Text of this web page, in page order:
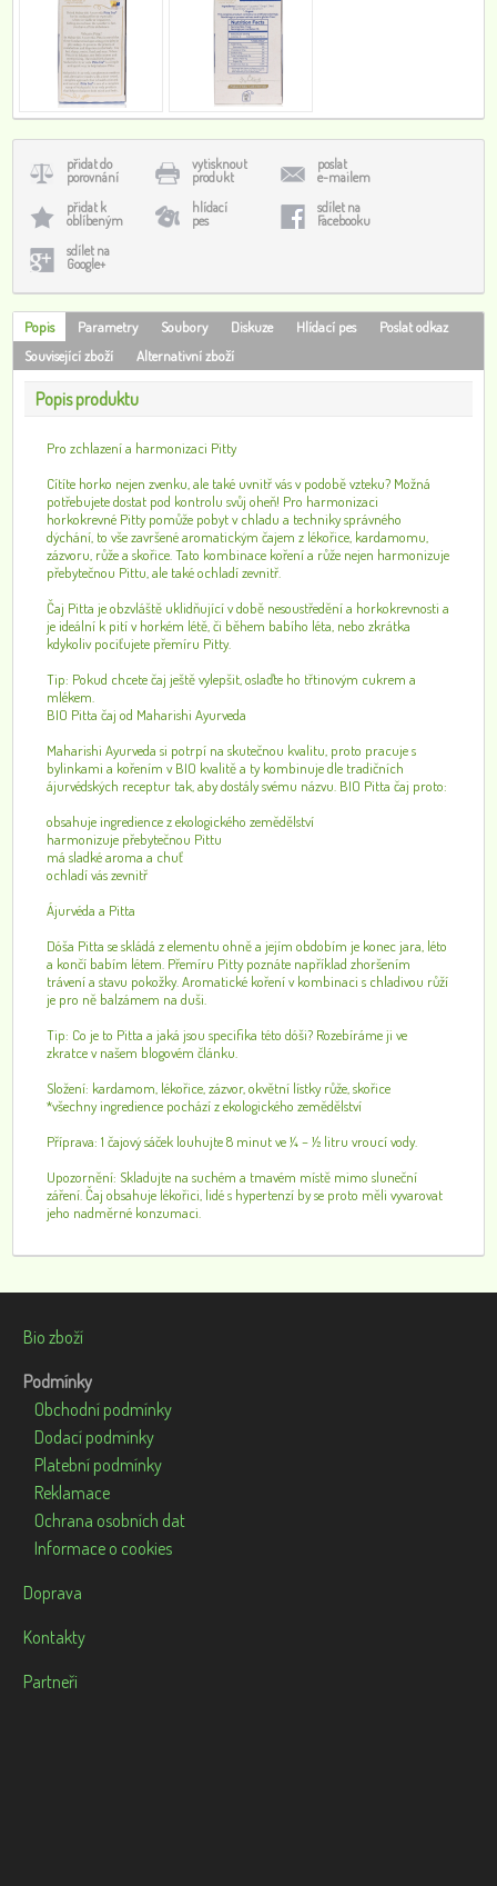
přidat do
porovnání
vytisknout
produkt
poslat
e-mailem
přidat k
oblíbeným
hlídací
pes
sdílet na
Facebooku
sdílet na
Google+
Popis Parametry Soubory Diskuze Hlídací pes
Poslat odkaz
Související zboží
Alternativní zboží
Popis produktu
Pro zchlazení a harmonizaci Pitty
Cítíte horko nejen zvenku, ale také uvnitř vás v podobě vzteku? Možná
potřebujete dostat pod kontrolu svůj oheň! Pro harmonizaci
horkokrevné Pitty pomůže pobyt v chladu a techniky správného
dýchání, to vše završené aromatickým čajem z lékořice, kardamomu,
zázvoru, růže a skořice. Tato kombinace koření a růže nejen harmonizuje
přebytečnou Pittu, ale také ochladí zevnitř.
Čaj Pitta je obzvláště uklidňující v době nesoustředění a horkokrevnosti a
je ideální k pití v horkém létě, či během babího léta, nebo zkrátka
kdykoliv pociťujete přemíru Pitty.
Tip: Pokud chcete čaj ještě vylepšit, oslaďte ho třtinovým cukrem a
mlékem.
BIO Pitta čaj od Maharishi Ayurveda
Maharishi Ayurveda si potrpí na skutečnou kvalitu, proto pracuje s
bylinkami a kořením v BIO kvalitě a ty kombinuje dle tradičních
ájurvédských receptur tak, aby dostály svému názvu. BIO Pitta čaj proto:
obsahuje ingredience z ekologického zemědělství
harmonizuje přebytečnou Pittu
má sladké aroma a chuť
ochladí vás zevnitř
Ájurvéda a Pitta
Dóša Pitta se skládá z elementu ohně a jejím obdobím je konec jara, léto
a končí babím létem. Přemíru Pitty poznáte například zhoršením
trávení a stavu pokožky. Aromatické koření v kombinaci s chladivou růží
je pro ně balzámem na duši.
Tip: Co je to Pitta a jaká jsou specifika této dóši? Rozebíráme ji ve
zkratce v našem blogovém článku.
Složení: kardamom, lékořice, zázvor, okvětní lístky růže, skořice
*všechny ingredience pochází z ekologického zemědělství
Příprava: 1 čajový sáček louhujte 8 minut ve ¼ – ½ litru vroucí vody.
Upozornění: Skladujte na suchém a tmavém místě mimo sluneční
záření. Čaj obsahuje lékořici, lidé s hypertenzí by se proto měli vyvarovat
jeho nadměrné konzumaci.
Bio zboží
Podmínky
Obchodní podmínky
Dodací podmínky
Platební podmínky
Reklamace
Ochrana osobních dat
Informace o cookies
Doprava
Kontakty
Partneři